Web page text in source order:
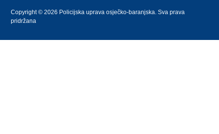
Copyright © 2026 Policijska uprava osječko-baranjska. Sva prava
pridržana